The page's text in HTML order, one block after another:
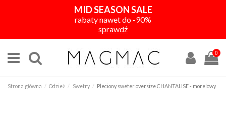
MID SEASON SALE
rabaty nawet do -90%
sprawdź
0
Strona główna Odzież Swetry Pleciony sweter oversize CHANTALISE - morelowy